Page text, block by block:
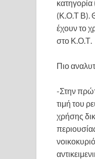
(Κ.Ο.Τ Β).
έχουν το
στο Κ.Ο.Τ.
Πιο
-Στην
τιμή του
χρήσης